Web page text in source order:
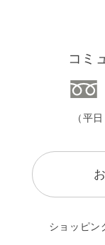
コミ
（平
ショッピン